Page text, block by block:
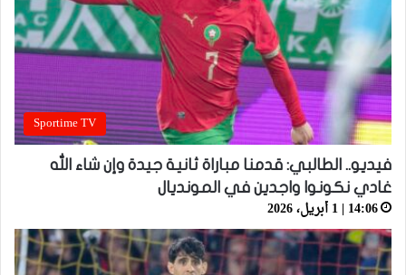
Sportime TV
فيديو.. الطالبي: قدمنا مباراة ثانية جيدة وإن شاء الله
غادي نكونوا واجدين في المونديال
14:06 | 1 أبريل، 2026